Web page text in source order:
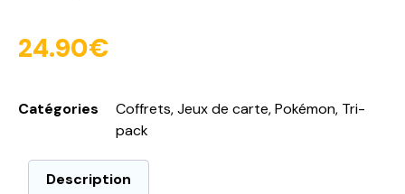
24.90€
Catégories Coffrets,Jeux de carte,Pokémon, Tri-
pack
Description